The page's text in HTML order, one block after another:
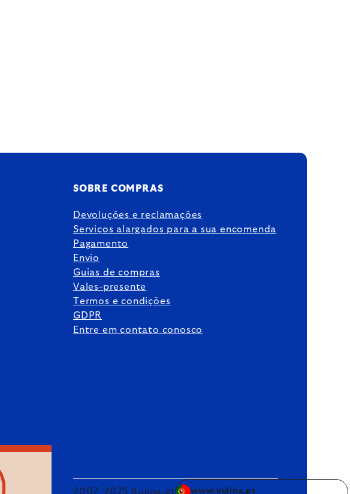
SOBRE COMPRAS
Devoluções e reclamações
Serviços alargados para a sua encomenda
Pagamento
Envio
Guias de compras
Vales-presente
Termos e condições
GDPR
Entre em contato conosco
2007–2025 Kulina.pt www.kulina.pt